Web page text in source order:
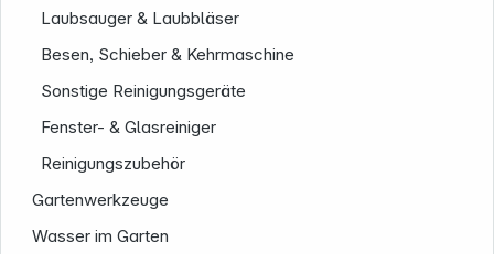
Laubsauger & Laubbläser
Besen, Schieber & Kehrmaschine
Sonstige Reinigungsgeräte
Fenster- & Glasreiniger
Reinigungszubehör
Gartenwerkzeuge
Wasser im Garten